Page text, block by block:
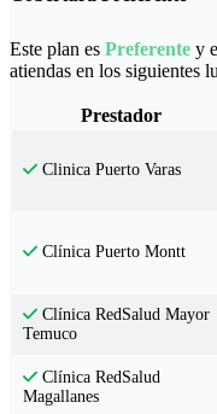
Este plan es Preferente y
atiendas en los siguientes
Prestador
Clinica Puerto Varas
Clínica Puerto Montt
Clínica RedSalud Mayor
Temuco
Clínica RedSalud
Magallanes